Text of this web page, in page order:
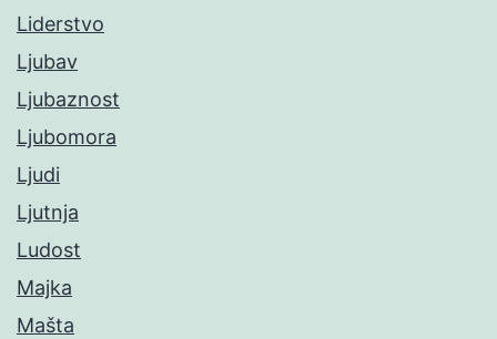
Liderstvo
Ljubav
Ljubaznost
Ljubomora
Ljudi
Ljutnja
Ludost
Majka
Mašta